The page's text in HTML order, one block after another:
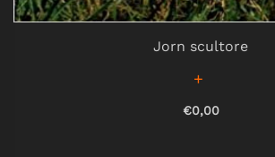
Jorn scultore
€0,00